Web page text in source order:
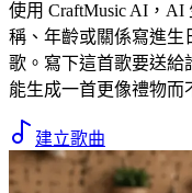
使用 CraftMusic AI，
稱、年齡或關係寫進生
歌。寫下這首歌要送給
能生成一首更像禮物而
建立歌曲